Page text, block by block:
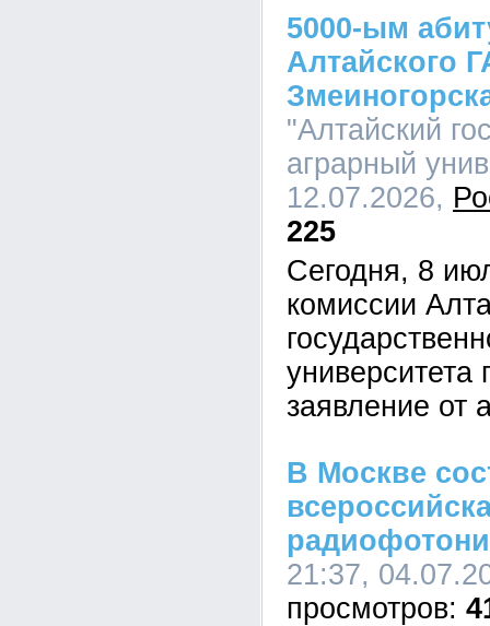
5000-ым
Алтайского
"Алтайский
аграрный
12.07.2026,
225
Сегодня, 8
комиссии
университета
заявление от
В Москве
21:37,